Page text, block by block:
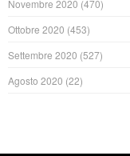
Novembre 2020 (470)
Ottobre 2020 (453)
Settembre 2020 (527)
Agosto 2020 (22)